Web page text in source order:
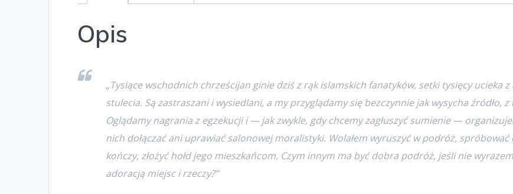
Opis
„Tysiące wschodnich chrześcijan ginie dziś z rąk islamskich fanatyków, setki tysięcy ucieka
stulecia. Są zastraszani i wysiedlani, a my przyglądamy się bezczynnie jak wysycha źródło,
Oglądamy nagrania z egzekucji i — jak zwykle, gdy chcemy zagłuszyć sumienie —
nich dołączać ani uprawiać salonowej moralistyki. Wolałem wyruszyć w podróż,
kończy, złożyć hołd jego mieszkańcom. Czym innym ma być dobra podróż, jeśli nie
adoracją miejsc i rzeczy?”